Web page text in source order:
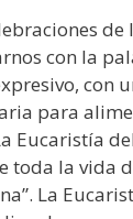
de
con la
con
para
Eucaristía
toda la vida
La